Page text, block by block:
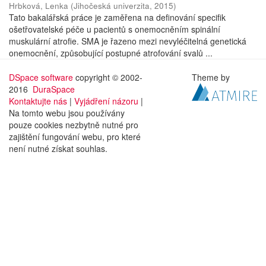
Hrbková, Lenka (Jihočeská univerzita, 2015)
Tato bakalářská práce je zaměřena na definování specifik
ošetřovatelské péče u pacientů s onemocněním spinální
muskulární atrofie. SMA je řazeno mezi nevyléčitelná genetická
onemocnění, způsobující postupné atrofování svalů ...
DSpace software copyright © 2002-
2016 DuraSpace
Kontaktujte nás | Vyjádření názoru |
Na tomto webu jsou používány
pouze cookies nezbytně nutné pro
zajištění fungování webu, pro které
není nutné získat souhlas.
Theme by